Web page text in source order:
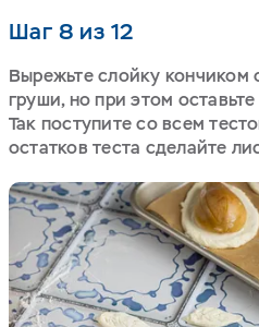
Шаг 8 из 12
Вырежьте слойку кончиком
груши, но при этом
Так поступите со всем
остатков теста сделайте